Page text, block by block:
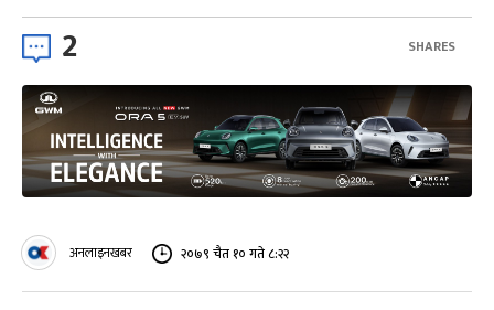
2 SHARES
अनलाइनखबर २०७९ चैत १० गते ८:२२